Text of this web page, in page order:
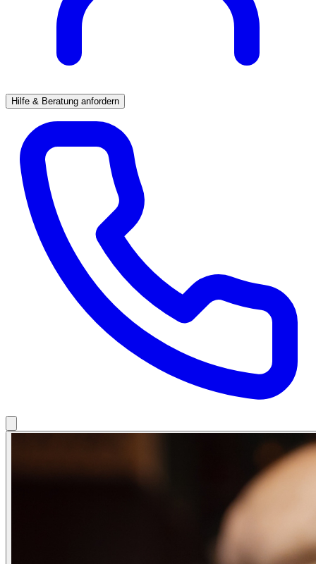
Hilfe & Beratung anfordern